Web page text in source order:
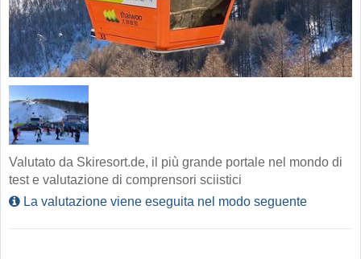
Valutato da Skiresort.de, il più grande portale nel mondo di
test e valutazione di comprensori sciistici
La valutazione viene eseguita nel modo seguente